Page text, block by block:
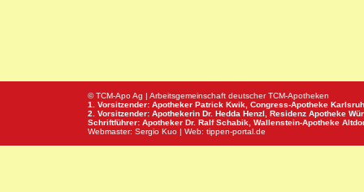
© TCM-Apo Ag | Arbeitsgemeinschaft deutscher TCM-Apotheken
1. Vorsitzender: Apotheker Patrick Kwik, Congress-Apotheke
2. Vorsitzender: Apothekerin Dr. Hedda Henzl, Residenz Apotheke
Schriftführer: Apotheker Dr. Ralf Schabik, Wallenstein-Apotheke
Webmaster: Sergio Kuo | Web: tippen-portal.de